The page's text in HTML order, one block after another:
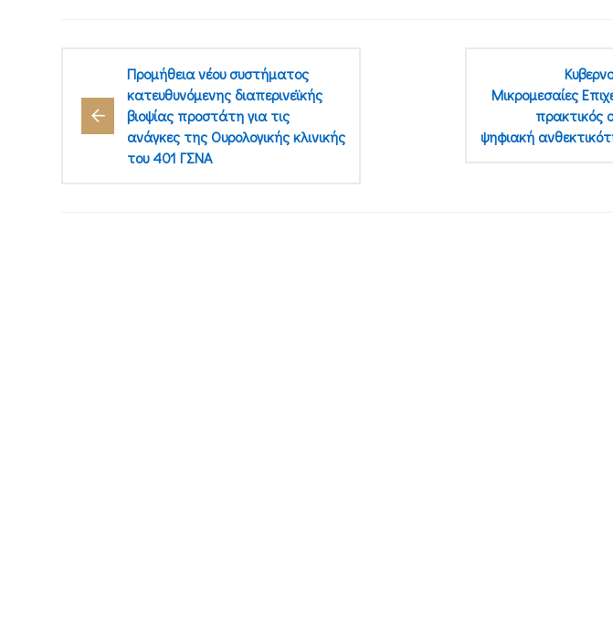
Προμήθεια νέου συστήματος
κατευθυνόμενης διαπερινεϊκής
βιοψίας προστάτη για τις
ανάγκες της Ουρολογικής κλινικής
του 401 ΓΣΝΑ
Μικρομεσαίες
πρακτικός
ψηφιακή